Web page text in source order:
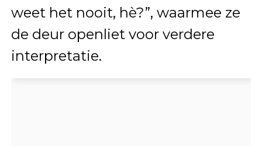
weet het nooit, hè?”, waarmee ze
de deur openliet voor verdere
interpretatie.